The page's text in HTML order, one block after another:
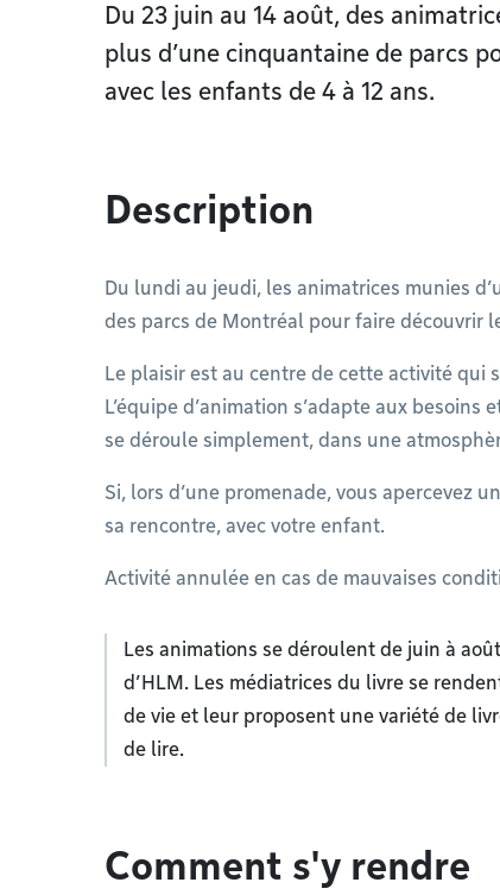
Du 23 juin au 14 août, des
plus d’une cinquantaine de parcs
avec les enfants de 4 à 12 ans.
Description
Du lundi au jeudi, les animatrices munies
des parcs de Montréal pour faire découvrir
Le plaisir est au centre de cette activité qui
L’équipe d’animation s’adapte aux
se déroule simplement, dans une
Si, lors d’une promenade, vous apercevez
sa rencontre, avec votre enfant.
Activité annulée en cas de mauvaises
Les animations se déroulent de juin à
d’HLM. Les médiatrices du livre se
de vie et leur proposent une variété de
de lire.
Comment s'y rendre